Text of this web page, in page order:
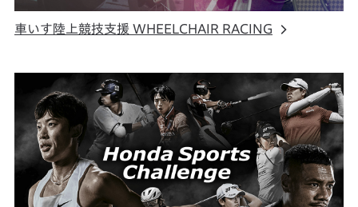
車いす陸上競技支援 WHEELCHAIR RACING